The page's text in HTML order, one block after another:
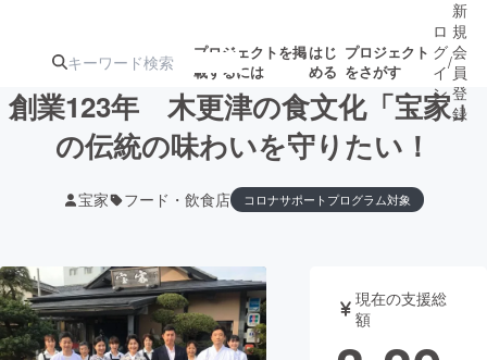
プロジェクトを掲
載するには
はじ
める
プロジェクト
をさがす
ターン
注目の新着プロ
ジェクト
募集終了が近いプ
ロジェクト
もうすぐ公開
されます
アート・写真 音楽
テクノロジー・ガジェット ゲーム・サ
ロ
グ
イ
ン
/
新
規
会
員
登
録
創業123年 木更津の食文化「宝家」
の伝統の味わいを守りたい！
宝家 フード・飲食店 コロナサポートプログラム対象
現在の支援総
額